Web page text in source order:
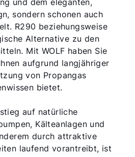
sondern schonen auch
R290 beziehungsweise
Alternative zu den
Mit WOLF haben Sie
aufgrund langjähriger
von Propangas
bietet.
auf natürliche
Kälteanlagen und
durch attraktive
laufend vorantreibt, ist